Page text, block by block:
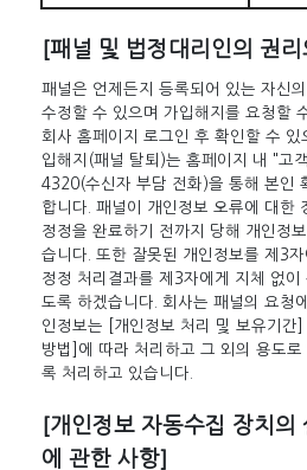
[패널 및 법정대리인의 권
패널은 언제든지 등록되어 있는 자신
수정할 수 있으며 가입해지를 요청할
회사 홈페이지 로그인 후 확인할 수 있
입해지(패널 탈퇴)는 홈페이지 내 "고
4320(수신자 부담 전화)을 통해 본인
합니다. 패널이 개인정보 오류에 대한
정정을 완료하기 전까지 당해 개인정
습니다. 또한 잘못된 개인정보를 제3
정정 처리결과를 제3자에게 지체 없이
도록 하겠습니다. 회사는 패널의 요청
인정보는 [개인정보 처리 및 보유기간
방법]에 따라 처리하고 그 외의 용도
록 처리하고 있습니다.
[개인정보 자동수집 장치의
에 관한 사항]